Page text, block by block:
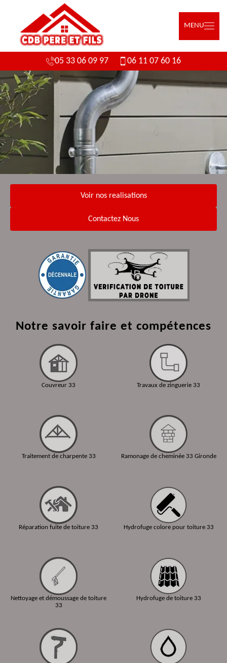
MENU
05 33 06 09 97 06 11 07 60 16
Voir nos realisations
Contactez Nous
Notre savoir faire et compétences
Couvreur 33
Traitement de charpente 33
Réparation fuite de toiture 33
Nettoyage et démoussage de toiture
33
Travaux de zinguerie 33
Ramonage de cheminée 33 Gironde
Hydrofuge colore pour toiture 33
Hydrofuge de toiture 33